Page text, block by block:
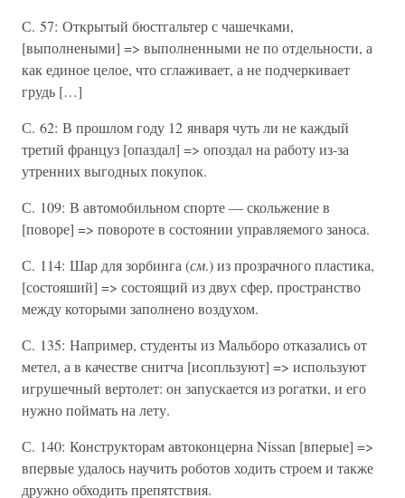
С. 57: Открытый бюстгальтер с чашечками,
[выполнеными] => выполненными не по отдельности, а
как единое целое, что сглаживает, а не подчеркивает
грудь […]
С. 62: В прошлом году 12 января чуть ли не каждый
третий француз [опаздал] => опоздал на работу из-за
утренних выгодных покупок.
С. 109: В автомобильном спорте — скольжение в
[поворе] => повороте в состоянии управляемого заноса.
С. 114: Шар для зорбинга (см.) из прозрачного пластика,
[состояший] => состоящий из двух сфер, пространство
между которыми заполнено воздухом.
С. 135: Например, студенты из Мальборо отказались от
метел, а в качестве снитча [исопльзуют] => используют
игрушечный вертолет: он запускается из рогатки, и его
нужно поймать на лету.
С. 140: Конструкторам автоконцерна Nissan [вперые] =>
впервые удалось научить роботов ходить строем и также
дружно обходить препятствия.